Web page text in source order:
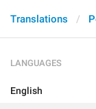
Translations
LANGUAGES
English